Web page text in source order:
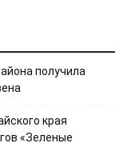
получила
края
«Зеленые